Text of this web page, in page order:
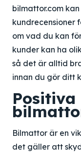
bilmattor.com
kundrecensioner
om vad du kan
kunder kan ha
så det är alltid
innan du gör ditt
Positiva
Bilmattor är en
det gäller att